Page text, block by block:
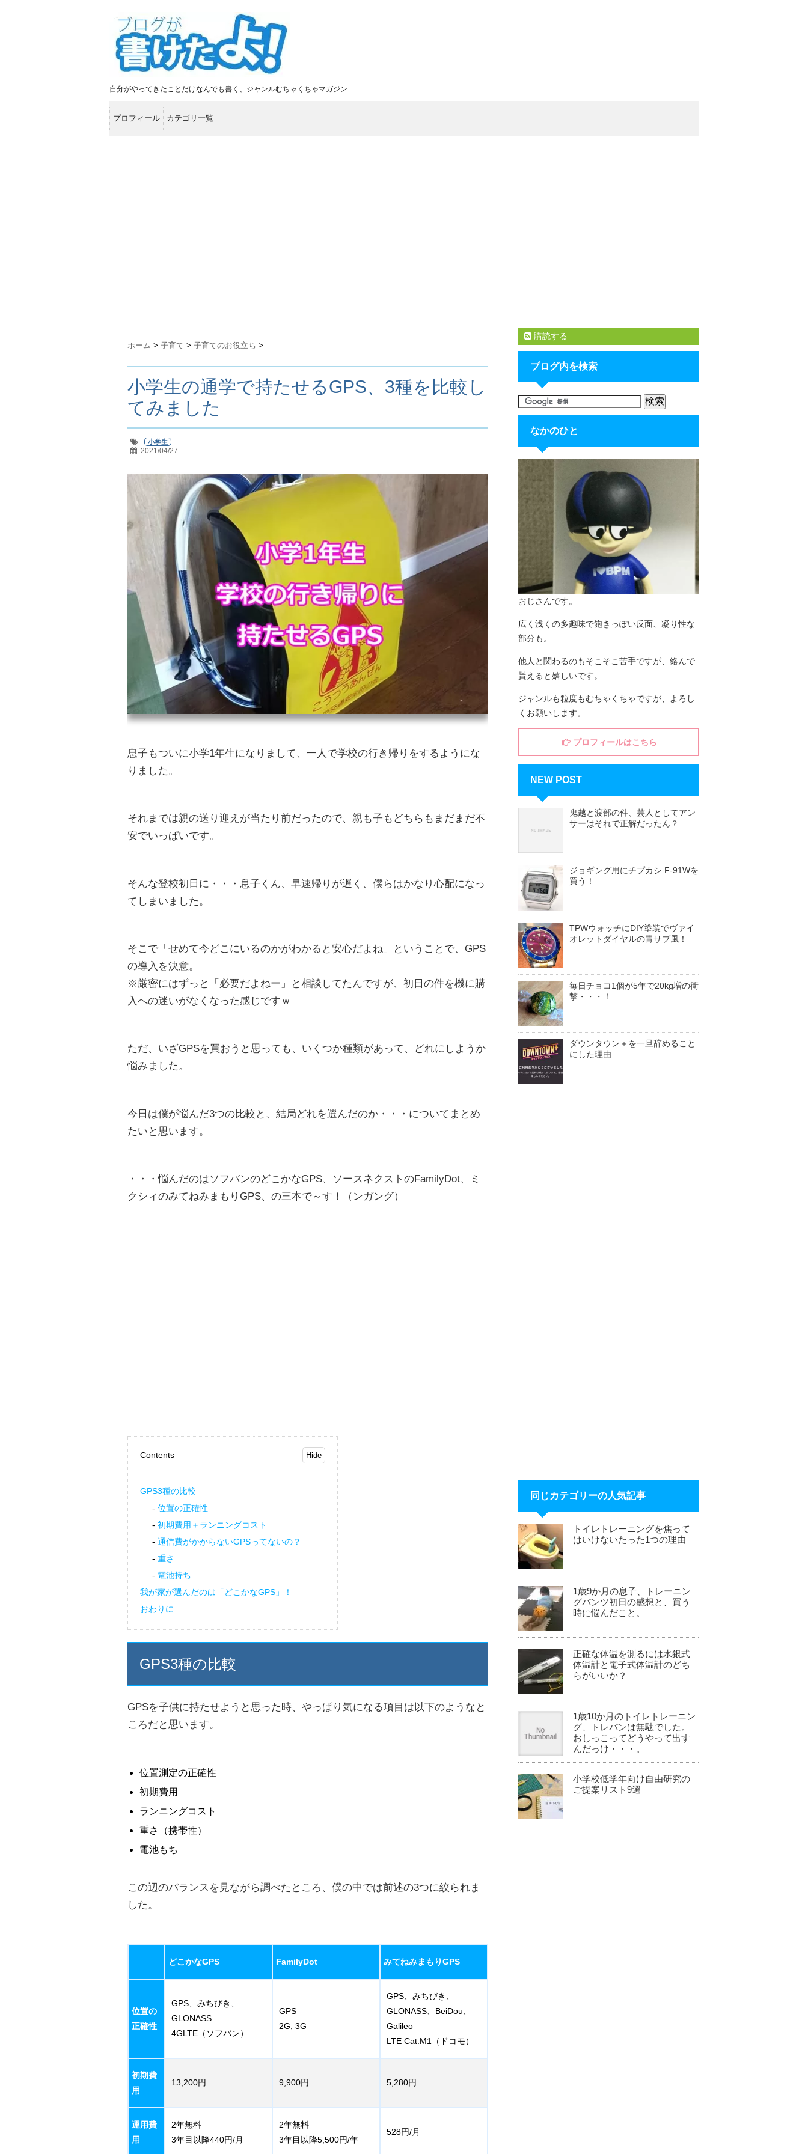
自分がやってきたことだけなんでも書く、ジャンルむちゃくちゃマガジン
プロフィール カテゴリ一覧
ホーム > 子育て > 子育てのお役立ち >
小学生の通学で持たせるGPS、3種を比較し
てみました
- 小学生
2021/04/27
息子もついに小学1年生になりまして、一人で学校の行き帰りをするようにな
りました。
それまでは親の送り迎えが当たり前だったので、親も子もどちらもまだまだ不
安でいっぱいです。
そんな登校初日に・・・息子くん、早速帰りが遅く、僕らはかなり心配になっ
てしまいました。
そこで「せめて今どこにいるのかがわかると安心だよね」ということで、GPS
の導入を決意。
※厳密にはずっと「必要だよねー」と相談してたんですが、初日の件を機に購
入への迷いがなくなった感じですｗ
ただ、いざGPSを買おうと思っても、いくつか種類があって、どれにしようか
悩みました。
今日は僕が悩んだ3つの比較と、結局どれを選んだのか・・・についてまとめ
たいと思います。
・・・悩んだのはソフバンのどこかなGPS、ソースネクストのFamilyDot、ミ
クシィのみてねみまもりGPS、の三本で～す！（ンガング）
Contents
GPS3種の比較
位置の正確性
初期費用＋ランニングコスト
通信費がかからないGPSってないの？
重さ
電池持ち
我が家が選んだのは「どこかなGPS」！
おわりに
GPS3種の比較
GPSを子供に持たせようと思った時、やっぱり気になる項目は以下のようなと
ころだと思います。
位置測定の正確性
初期費用
ランニングコスト
重さ（携帯性）
電池もち
この辺のバランスを見ながら調べたところ、僕の中では前述の3つに絞られま
した。
どこかなGPS FamilyDot みてねみまもりGPS
位置の
正確性
GPS、みちびき、
GLONASS
4GLTE（ソフバン）
GPS
2G, 3G
GPS、みちびき、
GLONASS、BeiDou、
Galileo
LTE Cat.M1（ドコモ）
初期費
用
13,200円 9,900円 5,280円
運用費
用
2年無料
3年目以降440円/月
2年無料
3年目以降5,500円/年
528円/月
購読する
ブログ内を検索
なかのひと
おじさんです。
広く浅くの多趣味で飽きっぽい反面、凝り性な
部分も。
他人と関わるのもそこそこ苦手ですが、絡んで
貰えると嬉しいです。
ジャンルも粒度もむちゃくちゃですが、よろし
くお願いします。
プロフィールはこちら
NEW POST
鬼越と渡部の件、芸人としてアン
サーはそれで正解だったん？
ジョギング用にチプカシ F-91Wを
買う！
TPWウォッチにDIY塗装でヴァイ
オレットダイヤルの青サブ風！
毎日チョコ1個が5年で20kg増の衝
撃・・・！
ダウンタウン＋を一旦辞めること
にした理由
同じカテゴリーの人気記事
トイレトレーニングを焦って
はいけないたった1つの理由
1歳9か月の息子、トレーニン
グパンツ初日の感想と、買う
時に悩んだこと。
正確な体温を測るには水銀式
体温計と電子式体温計のどち
らがいいか？
1歳10か月のトイレトレーニン
グ、トレパンは無駄でした。
おしっこってどうやって出す
んだっけ・・・。
小学校低学年向け自由研究の
ご提案リスト9選